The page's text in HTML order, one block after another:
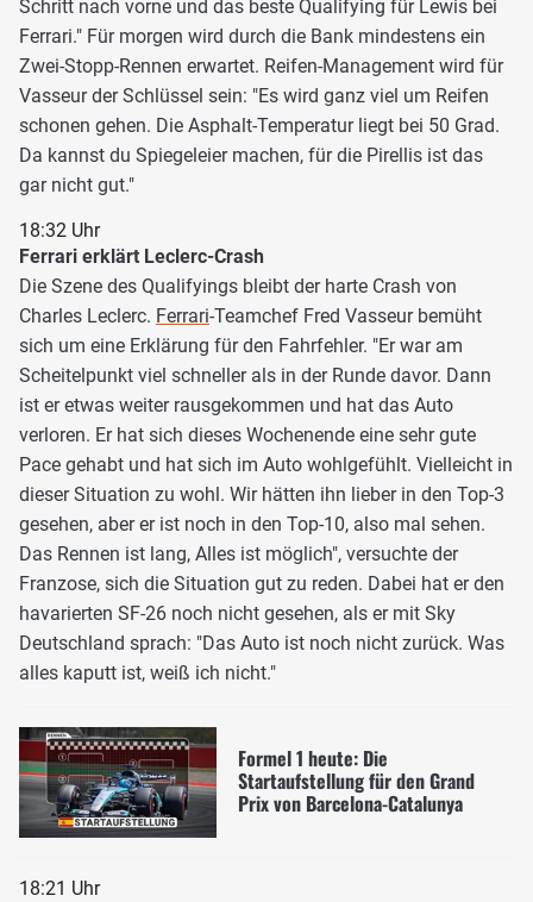
Schritt nach vorne und das beste Qualifying für Lewis bei
Ferrari." Für morgen wird durch die Bank mindestens ein
Zwei-Stopp-Rennen erwartet. Reifen-Management wird für
Vasseur der Schlüssel sein: "Es wird ganz viel um Reifen
schonen gehen. Die Asphalt-Temperatur liegt bei 50 Grad.
Da kannst du Spiegeleier machen, für die Pirellis ist das
gar nicht gut."
18:32 Uhr
Ferrari erklärt Leclerc-Crash
Die Szene des Qualifyings bleibt der harte Crash von
Charles Leclerc. Ferrari-Teamchef Fred Vasseur bemüht
sich um eine Erklärung für den Fahrfehler. "Er war am
Scheitelpunkt viel schneller als in der Runde davor. Dann
ist er etwas weiter rausgekommen und hat das Auto
verloren. Er hat sich dieses Wochenende eine sehr gute
Pace gehabt und hat sich im Auto wohlgefühlt. Vielleicht in
dieser Situation zu wohl. Wir hätten ihn lieber in den Top-3
gesehen, aber er ist noch in den Top-10, also mal sehen.
Das Rennen ist lang, Alles ist möglich", versuchte der
Franzose, sich die Situation gut zu reden. Dabei hat er den
havarierten SF-26 noch nicht gesehen, als er mit Sky
Deutschland sprach: "Das Auto ist noch nicht zurück. Was
alles kaputt ist, weiß ich nicht."
Formel 1 heute: Die
Startaufstellung für den Grand
Prix von Barcelona-Catalunya
18:21 Uhr